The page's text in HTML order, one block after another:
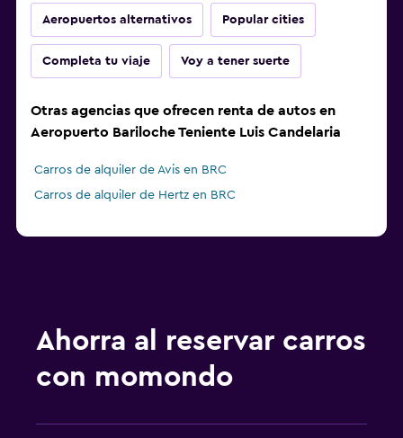
Aeropuertos alternativos Popular cities
Completa tu viaje Voy a tener suerte
Otras agencias que ofrecen renta de autos en
Aeropuerto Bariloche Teniente Luis Candelaria
Carros de alquiler de Avis en BRC
Carros de alquiler de Hertz en BRC
Ahorra al reservar carros
con momondo